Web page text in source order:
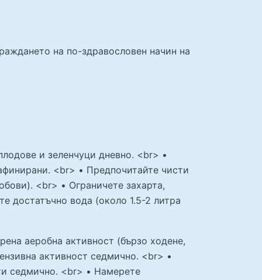
на по-здравословен начин на
и зеленчуци дневно. <br> •
<br> • Предпочитайте чисти
<br> • Ограничете захарта,
достатъчно вода (около 1.5-2 литра
аеробна активност (бързо ходене,
активност седмично. <br> •
седмично. <br> • Намерете